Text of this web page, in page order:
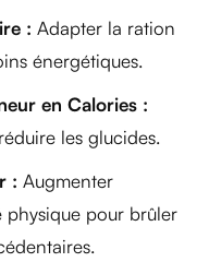
: Adapter la ration
énergétiques.
en Calories :
les glucides.
: Augmenter
physique pour brûler